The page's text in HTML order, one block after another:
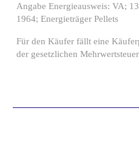
Angabe Energieausweis: VA;
1964; Energieträger Pellets
Für den Käufer fällt eine
der gesetzlichen